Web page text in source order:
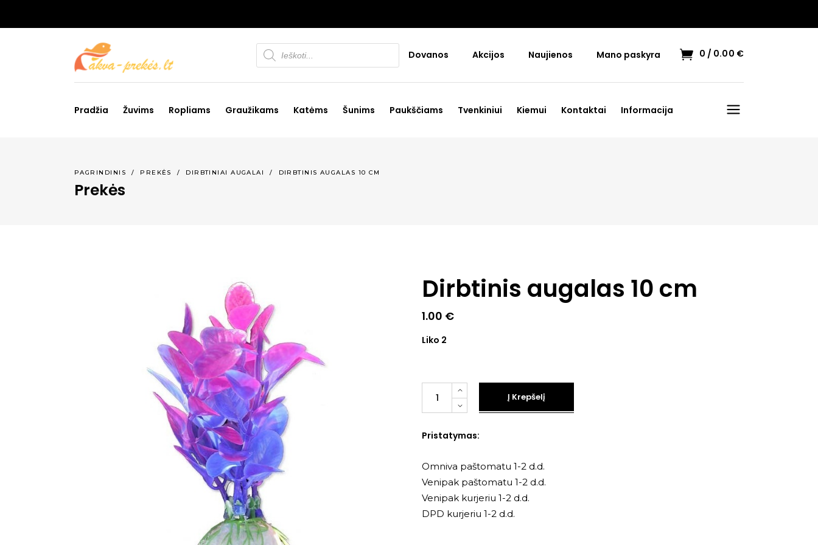
Products
search Dovanos Akcijos Naujienos Mano paskyra 0 0.00 €
Pradžia Žuvims Ropliams Graužikams Katėms Šunims Paukščiams Tvenkiniui Kiemui Kontaktai Informacija
PAGRINDINIS / PREKĖS / DIRBTINIAI AUGALAI / DIRBTINIS AUGALAS 10 CM
Prekės
Dirbtinis augalas 10 cm
1.00 €
Liko 2
Į Krepšelį
Pristatymas:
Omniva paštomatu 1-2 d.d.
Venipak paštomatu 1-2 d.d.
Venipak kurjeriu 1-2 d.d.
DPD kurjeriu 1-2 d.d.